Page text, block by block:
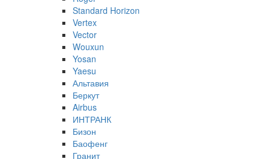
Standard Horizon
Vertex
Vector
Wouxun
Yosan
Yaesu
Альтавия
Беркут
Airbus
ИНТРАНК
Бизон
Баофенг
Гранит